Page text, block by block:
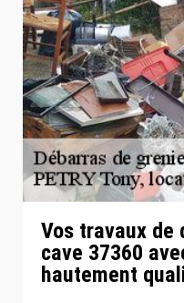
Vos travaux de
cave 37360
hautement